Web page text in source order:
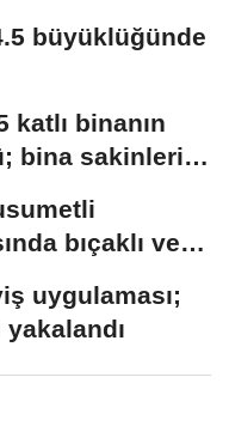
büyüklüğünde
katlı binanın
bina sakinleri
bıçaklı ve
uygulaması;